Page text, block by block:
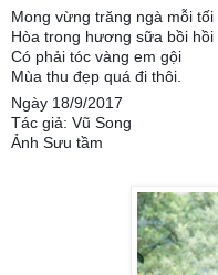
Mong vừng trăng ngà mỗi tối
Hòa trong hương sữa bồi hồi
Có phải tóc vàng em gội
Mùa thu đẹp quá đi thôi.
Ngày 18/9/2017
Tác giả: Vũ Song
Ảnh Sưu tầm